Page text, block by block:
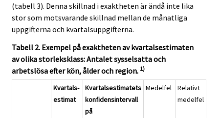
(tabell 3). Denna skillnad i exaktheten är ändå inte lika
stor som motsvarande skillnad mellan de månatliga
uppgifterna och kvartalsuppgifterna.
Tabell 2. Exempel på exaktheten av kvartalsestimaten
av olika storleksklass: Antalet sysselsatta och
arbetslösa efter kön, ålder och region. 1)
Kvartals-
estimat
Kvartalsestimatets
konfidensintervall
på
Medelfel
Relativt
medelfel